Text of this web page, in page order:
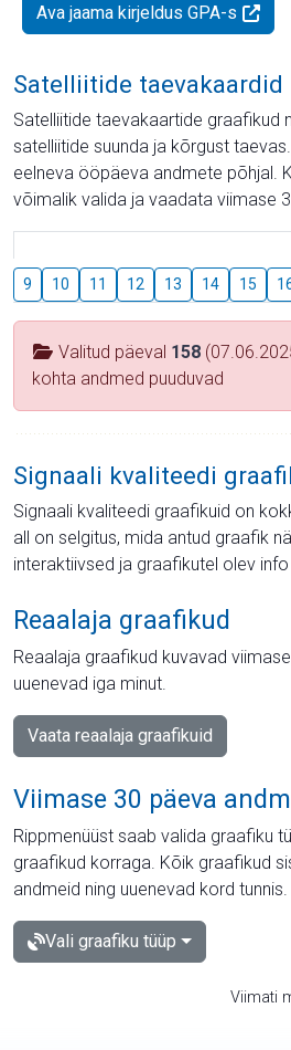
Ava jaama kirjeldus GPA-s
Satelliitide taevakaardid
Satelliitide taevakaartide graafikud
satelliitide suunda ja kõrgust
eelneva ööpäeva andmete põhjal.
võimalik valida ja vaadata viimase
9 10 11 12 13 14 15
Valitud päeval 158
kohta andmed puuduvad
Signaali kvaliteedi
Signaali kvaliteedi graafikuid on
all on selgitus, mida antud graafik
interaktiivsed ja graafikutel olev info
Reaalaja graafikud
Reaalaja graafikud kuvavad
uuenevad iga minut.
Vaata reaalaja graafikuid
Viimase 30 päeva
Rippmenüüst saab valida graafiku
graafikud korraga. Kõik graafikud
andmeid ning uuenevad kord tunnis.
Vali graafiku tüüp
Viimati